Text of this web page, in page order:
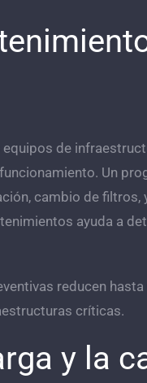
de
Un
cambio de
ayuda a
reducen
críticas.
y la